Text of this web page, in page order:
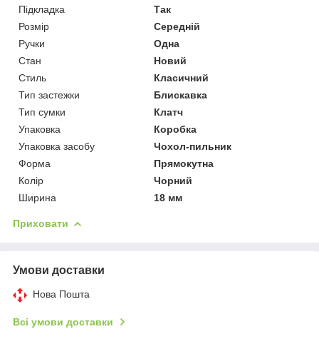
Підкладка
Так
Розмір
Середній
Ручки
Одна
Стан
Новий
Стиль
Класичний
Тип застежки
Блискавка
Тип сумки
Клатч
Упаковка
Коробка
Упаковка засобу
Чохол-пильник
Форма
Прямокутна
Колір
Чорний
Ширина
18 мм
Приховати
Умови доставки
Нова Пошта
Всі умови доставки